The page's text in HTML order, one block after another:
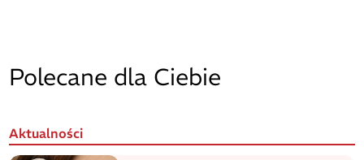
Polecane dla Ciebie
Aktualności